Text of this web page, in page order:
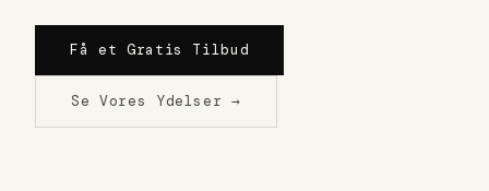
Få et Gratis Tilbud
Se Vores Ydelser →